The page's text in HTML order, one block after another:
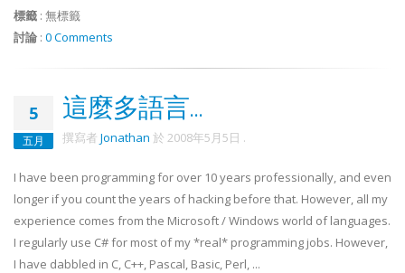
標籤 : 無標籤
討論 : 0 Comments
5
五月
這麼多語言...
撰寫者 Jonathan 於 2008年5月5日 .
I have been programming for over 10 years professionally, and even
longer if you count the years of hacking before that. However, all my
experience comes from the Microsoft / Windows world of languages.
I regularly use C# for most of my *real* programming jobs. However,
I have dabbled in C, C++, Pascal, Basic, Perl, ...